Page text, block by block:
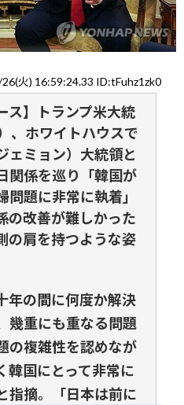
火) 16:59:24.33 ID:tFuhz1zk0
ス】トランプ米大統
、ホワイトハウスで
ェミョン）大統領と
関係を巡り「韓国が
問題に非常に執着」
の改善が難しかった
の肩を持つような姿
年の間に何度か解決
幾重にも重なる問題
の複雑性を認めなが
韓国にとって非常に
指摘。「日本は前に